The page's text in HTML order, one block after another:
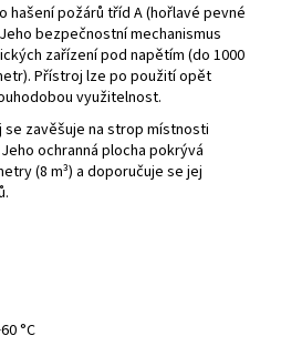
hašení požárů tříd A (hořlavé pevné
bezpečnostní mechanismus
zařízení pod napětím (do 1000
Přístroj lze po použití opět
využitelnost.
zavěšuje na strop místnosti
ochranná plocha pokrývá
(8 m³) a doporučuje se jej
°C